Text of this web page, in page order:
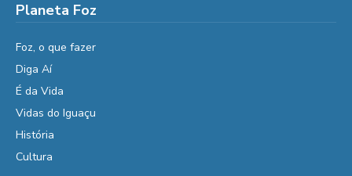
Planeta Foz
Foz, o que fazer
Diga Aí
É da Vida
Vidas do Iguaçu
História
Cultura